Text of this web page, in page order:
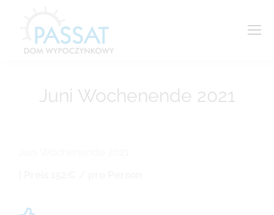
Juni Wochenende 2021
Sie befinden sich hier: